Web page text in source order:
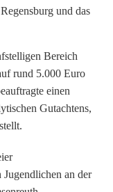
und das
Bereich
rund 5.000 Euro
einen
Gutachtens,
Jugendlichen an der